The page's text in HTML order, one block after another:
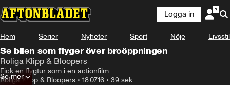
Logga in
Hem Serier Nyheter Sport Nöje Livsstil
Se bilen som flyger över broöppningen
Roliga Klipp & Bloopers
Fick en flygtur som i en actionfilm
Roliga Klipp & Bloopers • 18.07.16 • 39 sek
Se mer